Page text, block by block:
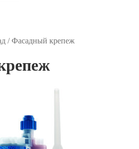
/Фасадный крепеж